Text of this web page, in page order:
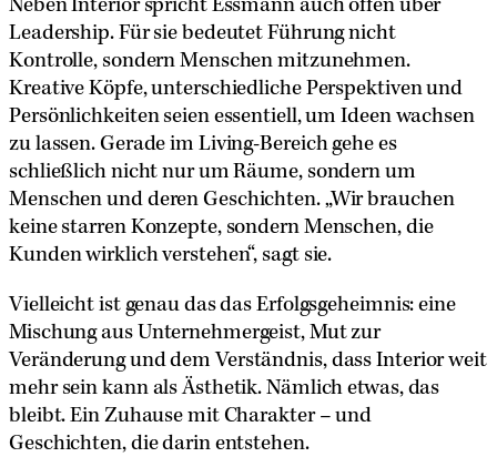
Neben Interior spricht Essmann auch offen über
Leadership. Für sie bedeutet Führung nicht
Kontrolle, sondern Menschen mitzunehmen.
Kreative Köpfe, unterschiedliche Perspektiven und
Persönlichkeiten seien essentiell, um Ideen wachsen
zu lassen. Gerade im Living-Bereich gehe es
schließlich nicht nur um Räume, sondern um
Menschen und deren Geschichten. „Wir brauchen
keine starren Konzepte, sondern Menschen, die
Kunden wirklich verstehen“, sagt sie.
Vielleicht ist genau das das Erfolgsgeheimnis: eine
Mischung aus Unternehmergeist, Mut zur
Veränderung und dem Verständnis, dass Interior weit
mehr sein kann als Ästhetik. Nämlich etwas, das
bleibt. Ein Zuhause mit Charakter – und
Geschichten, die darin entstehen.